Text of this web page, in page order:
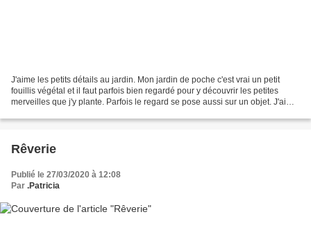
J'aime les petits détails au jardin. Mon jardin de poche c'est vrai un petit
fouillis végétal et il faut parfois bien regardé pour y découvrir les petites
merveilles que j'y plante. Parfois le regard se pose aussi sur un objet. J'ai
Rêverie
Publié le 27/03/2020 à 12:08
Par .Patricia